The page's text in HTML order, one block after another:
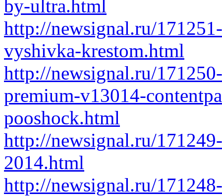
by-ultra.html
http://newsignal.ru/
vyshivka-krestom.html
http://newsignal.ru/
premium-v13014-
pooshock.html
http://newsignal.ru/
2014.html
http://newsignal.ru/